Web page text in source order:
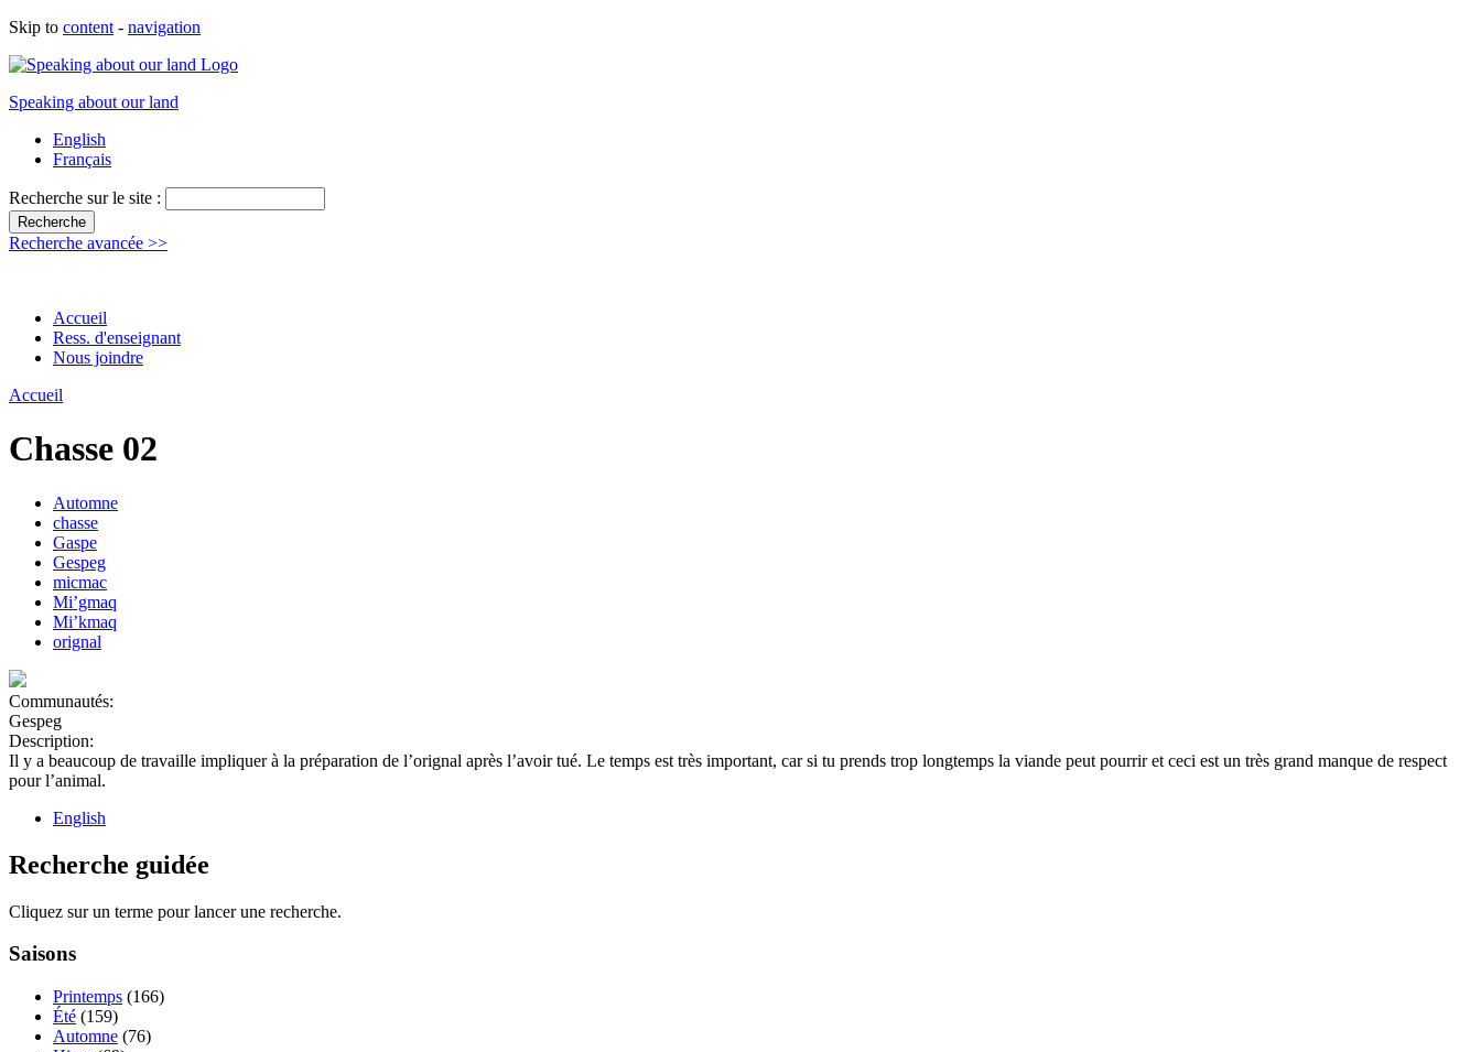
Skip to content - navigation
Speaking about our land
English
Français
Recherche sur le site :
Recherche avancée >>
Accueil
Ress. d'enseignant
Nous joindre
Accueil
Chasse 02
Automne
chasse
Gaspe
Gespeg
micmac
Mi’gmaq
Mi’kmaq
orignal
Communautés:
Gespeg
Description:
Il y a beaucoup de travaille impliquer à la préparation de l’orignal après l’avoir tué. Le temps est très important, car si tu prends trop longtemps la viande peut pourrir et ceci est un très grand manque de respect
pour l’animal.
English
Recherche guidée
Cliquez sur un terme pour lancer une recherche.
Saisons
Printemps (166)
Été (159)
Automne (76)